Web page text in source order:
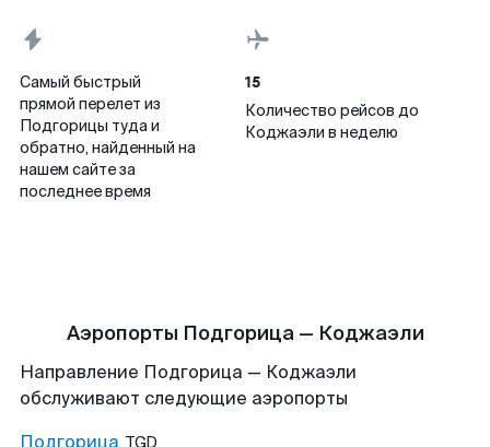
Самый быстрый
прямой перелет из
Подгорицы туда и
обратно, найденный на
нашем сайте за
последнее время
15
Количество рейсов до
Коджаэли в неделю
Аэропорты Подгорица — Коджаэли
Направление Подгорица — Коджаэли
обслуживают следующие аэропорты
Подгорица TGD